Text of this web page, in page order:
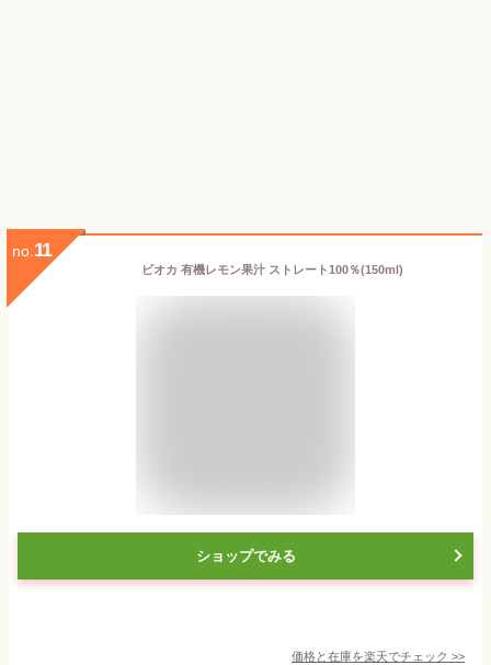
no. 11
ビオカ 有機レモン果汁 ストレート100％(150ml)
ショップでみる
価格と在庫を楽天でチェック >>